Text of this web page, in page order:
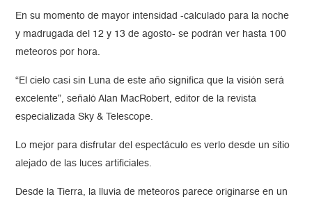
En su momento de mayor intensidad -calculado para la noche
y madrugada del 12 y 13 de agosto- se podrán ver hasta 100
meteoros por hora.
“El cielo casi sin Luna de este año significa que la visión será
excelente”, señaló Alan MacRobert, editor de la revista
especializada Sky & Telescope.
Lo mejor para disfrutar del espectáculo es verlo desde un sitio
alejado de las luces artificiales.
Desde la Tierra, la lluvia de meteoros parece originarse en un